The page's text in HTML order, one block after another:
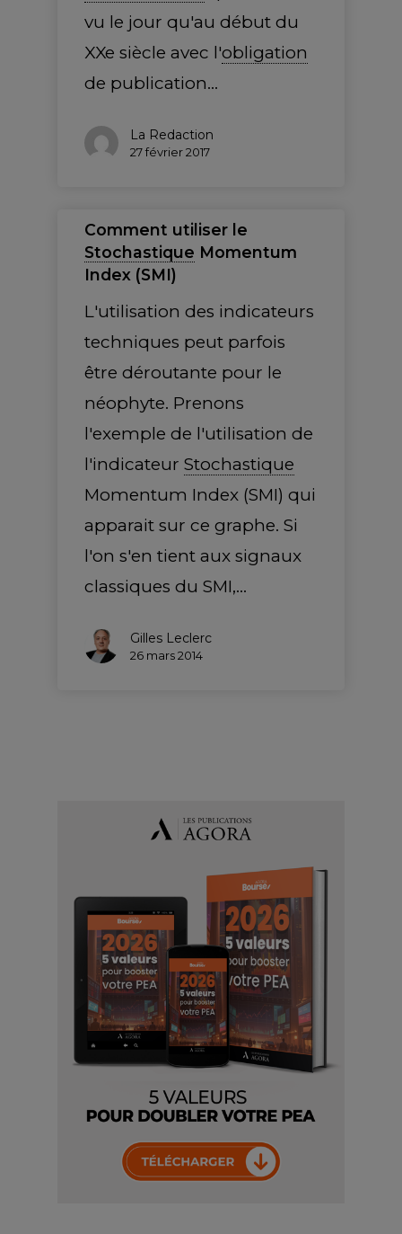
vu le jour qu'au début du
XXe siècle avec l'obligation
de publication…
La Redaction
27 février 2017
Comment utiliser le
Stochastique Momentum
Index (SMI)
L'utilisation des indicateurs
techniques peut parfois
être déroutante pour le
néophyte. Prenons
l'exemple de l'utilisation de
l'indicateurStochastique
Momentum Index (SMI) qui
apparait sur ce graphe. Si
l'on s'en tient aux signaux
classiques du SMI,…
Gilles Leclerc
26 mars 2014